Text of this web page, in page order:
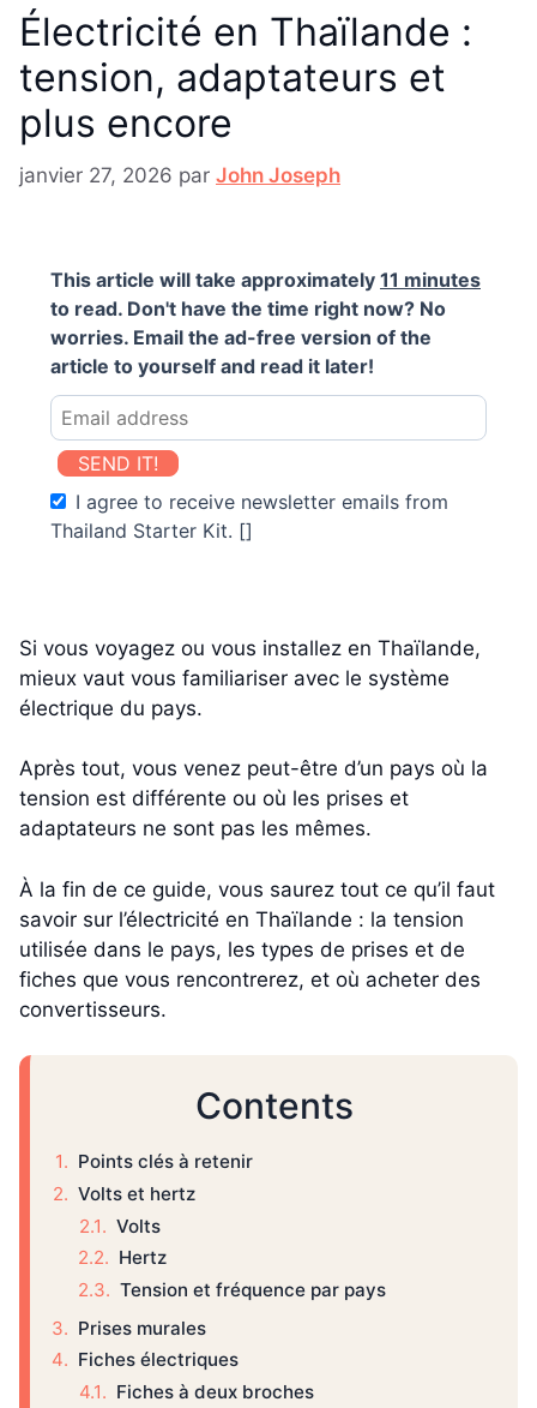
Électricité en Thaïlande :
tension, adaptateurs et
plus encore
janvier 27, 2026 par John Joseph
This article will take approximately 11 minutes
to read. Don't have the time right now? No
worries. Email the ad-free version of the
article to yourself and read it later!
SEND IT!
I agree to receive newsletter emails from
Thailand Starter Kit. []
Si vous voyagez ou vous installez en Thaïlande,
mieux vaut vous familiariser avec le système
électrique du pays.
Après tout, vous venez peut-être d’un pays où la
tension est différente ou où les prises et
adaptateurs ne sont pas les mêmes.
À la fin de ce guide, vous saurez tout ce qu’il faut
savoir sur l’électricité en Thaïlande : la tension
utilisée dans le pays, les types de prises et de
fiches que vous rencontrerez, et où acheter des
convertisseurs.
Contents
Points clés à retenir
Volts et hertz
Volts
Hertz
Tension et fréquence par pays
Prises murales
Fiches électriques
Fiches à deux broches